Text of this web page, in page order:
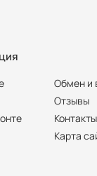
Обмен и
Отзывы
Контакты
Карта